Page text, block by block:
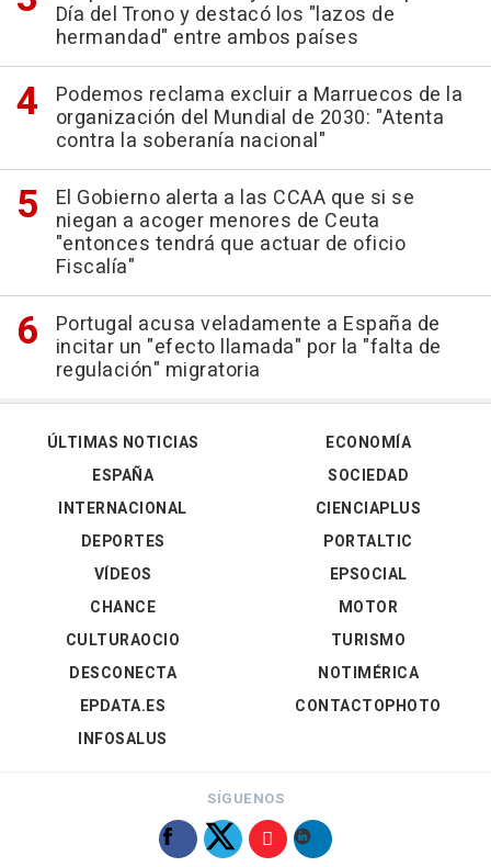
Día del Trono y destacó los "lazos de
hermandad" entre ambos países
Podemos reclama excluir a Marruecos de la
organización del Mundial de 2030: "Atenta
contra la soberanía nacional"
El Gobierno alerta a las CCAA que si se
niegan a acoger menores de Ceuta
"entonces tendrá que actuar de oficio
Fiscalía"
Portugal acusa veladamente a España de
incitar un "efecto llamada" por la "falta de
regulación" migratoria
ÚLTIMAS NOTICIAS
ESPAÑA
INTERNACIONAL
DEPORTES
VÍDEOS
ECONOMÍA
SOCIEDAD
CIENCIAPLUS
PORTALTIC
EPSOCIAL
CHANCE
CULTURAOCIO
DESCONECTA
EPDATA.ES
INFOSALUS
MOTOR
TURISMO
NOTIMÉRICA
CONTACTOPHOTO
SÍGUENOS